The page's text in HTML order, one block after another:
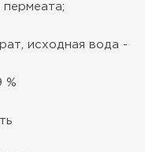
пермеата;
исходная вода -
%